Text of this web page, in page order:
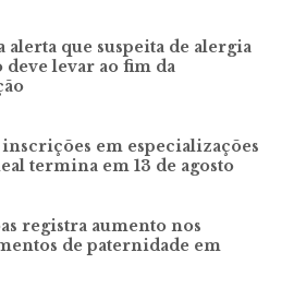
alerta que suspeita de alergia
deve levar ao fim da
em especializações
termina em 13 de agosto
registra aumento nos
de paternidade em